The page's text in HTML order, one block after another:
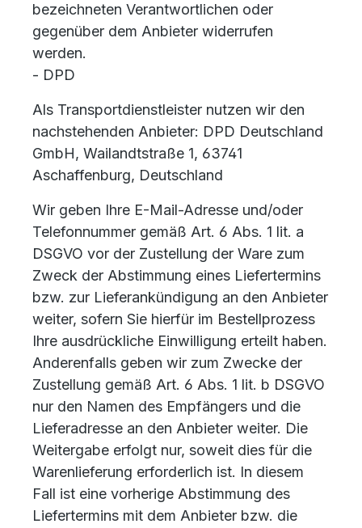
bezeichneten Verantwortlichen oder
gegenüber dem Anbieter widerrufen
werden.
- DPD
Als Transportdienstleister nutzen wir den
nachstehenden Anbieter: DPD Deutschland
GmbH, Wailandtstraße 1, 63741
Aschaffenburg, Deutschland
Wir geben Ihre E-Mail-Adresse und/oder
Telefonnummer gemäß Art. 6 Abs. 1 lit. a
DSGVO vor der Zustellung der Ware zum
Zweck der Abstimmung eines Liefertermins
bzw. zur Lieferankündigung an den Anbieter
weiter, sofern Sie hierfür im Bestellprozess
Ihre ausdrückliche Einwilligung erteilt haben.
Anderenfalls geben wir zum Zwecke der
Zustellung gemäß Art. 6 Abs. 1 lit. b DSGVO
nur den Namen des Empfängers und die
Lieferadresse an den Anbieter weiter. Die
Weitergabe erfolgt nur, soweit dies für die
Warenlieferung erforderlich ist. In diesem
Fall ist eine vorherige Abstimmung des
Liefertermins mit dem Anbieter bzw. die